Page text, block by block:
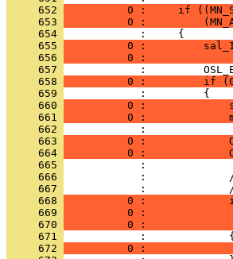
     652
0 :     if
     653
0 :
     654
     655
0 :
     656
0 :
     657
     658
0 :         if
     659
     660
0 :
     661
0 :
     662
     663
0 :
     664
0 :
     665
     666
     667
     668
0 :
     669
0 :
     670
0 :
     671
     672
0 :